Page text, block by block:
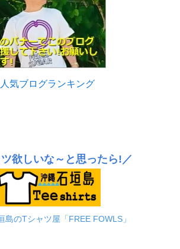
人気ブログランキング
欲しいな～と思ったら!／
島のTシャツ屋「FREE FOWLS」